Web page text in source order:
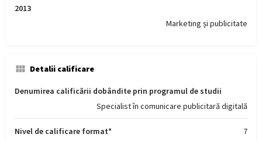
2013
Marketing și publicitate
Detalii calificare
Denumirea calificării dobândite prin programul de studii
Specialist în comunicare publicitară digitală
Nivel de calificare format* 7